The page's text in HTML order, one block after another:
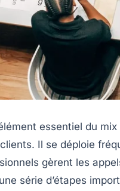
essentiel du
Il se déploie
gèrent les
série d’étapes